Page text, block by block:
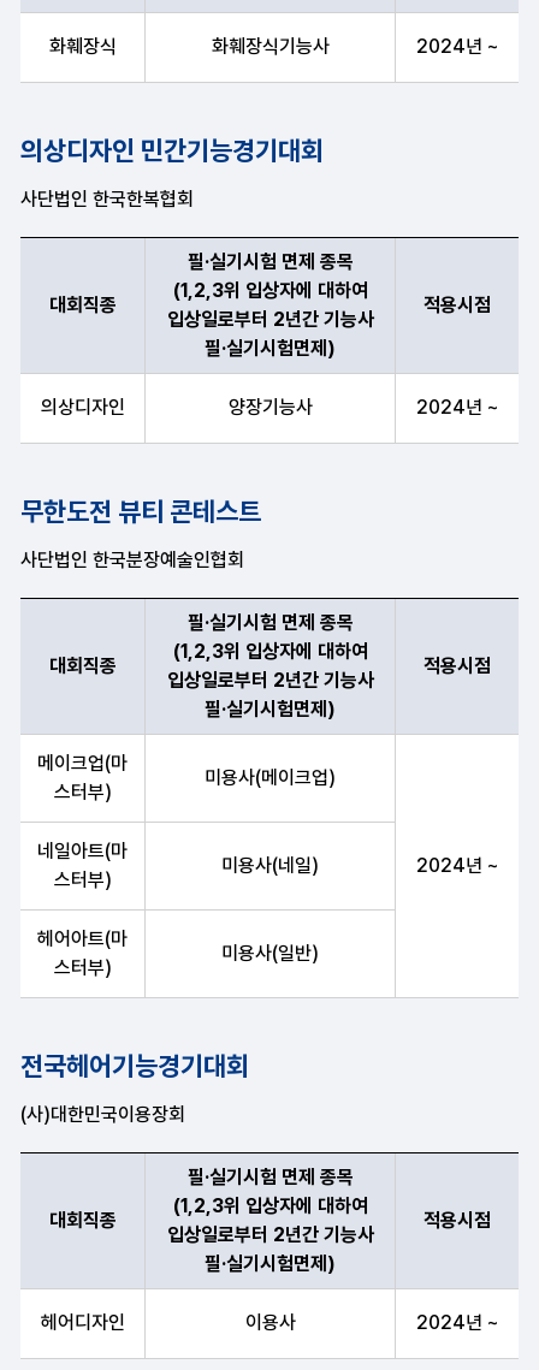
화훼장식 화훼장식기능사 2024년 ~
의상디자인 민간기능경기대회
사단법인 한국한복협회
대회직종
필·실기시험 면제 종목
(1,2,3위 입상자에 대하여
입상일로부터 2년간 기능사
필·실기시험면제)
적용시점
의상디자인 양장기능사 2024년 ~
무한도전 뷰티 콘테스트
사단법인 한국분장예술인협회
대회직종, 필·실기시험 면제 종목(1,2,3위 입상자에 대하여 입상일
대회직종
필·실기시험 면제 종목
(1,2,3위 입상자에 대하여
입상일로부터 2년간 기능사
필·실기시험면제)
적용시점
메이크업(마
스터부)
미용사(메이크업)
2024년 ~
네일아트(마
스터부)
미용사(네일)
헤어아트(마
스터부)
미용사(일반)
전국헤어기능경기대회
(사)대한민국이용장회
대회직종
필·실기시험 면제 종목
(1,2,3위 입상자에 대하여
입상일로부터 2년간 기능사
필·실기시험면제)
적용시점
헤어디자인 이용사 2024년 ~